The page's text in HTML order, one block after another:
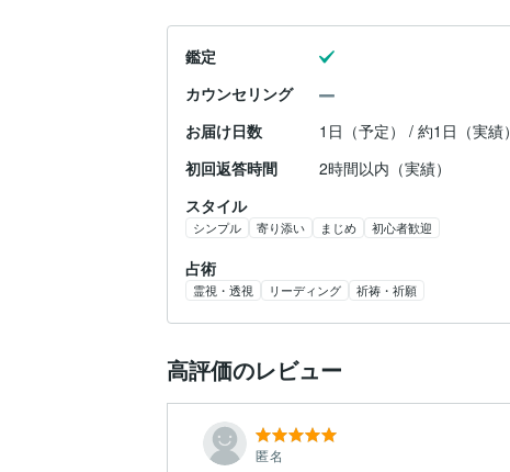
鑑定
カウンセリング
お届け日数
1日（予定） / 約1日（実績）
初回返答時間
2時間以内（実績）
スタイル
シンプル 寄り添い まじめ 初心者歓迎
占術
霊視・透視 リーディング 祈祷・祈願
高評価のレビュー
匿名